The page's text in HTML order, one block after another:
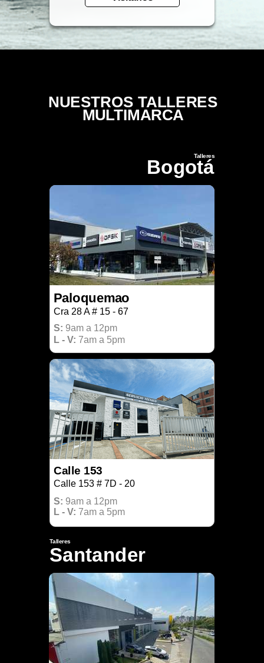
Calle 153 # 7D - 20
Calle 153
L - V: 7am a 5pm
S: 9am a 12pm
Paloquemao
Cra 28 A # 15 - 67
L - V: 7am a 5pm
S: 9am a 12pm
Talleres
NUESTROS TALLERES
MULTIMARCA
Bogotá
Talleres
Santander